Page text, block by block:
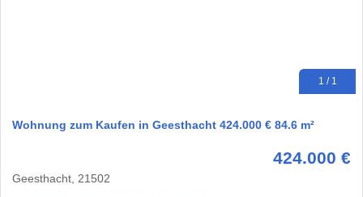
1 / 1
Wohnung zum Kaufen in Geesthacht 424.000 € 84.6 m²
424.000 €
Geesthacht, 21502